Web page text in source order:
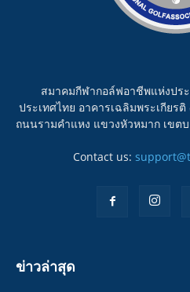
สมาคมกีฬากอล์ฟอาชีพแห่งปร
ประเทศไทย อาคารเฉลิมพระเกีย
ถนนรามคำแหง แขวงหัวหมาก เขต
Contact us:
ข่าวล่าสุด